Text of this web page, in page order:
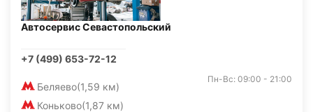
Автосервис Севастопольский
+7 (499) 653-72-12
Беляево(1,59 км)
Коньково(1,87 км)
Пн-Вс: 09:00 - 21:00